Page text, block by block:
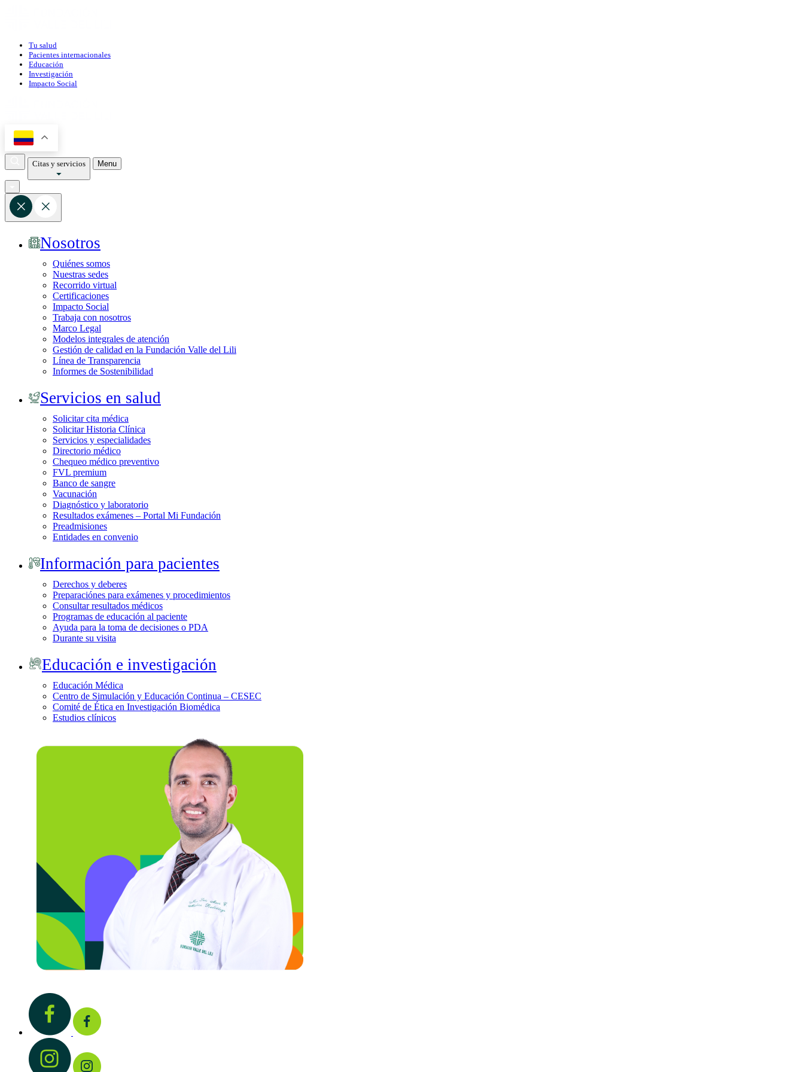
Tu salud
Pacientes internacionales
Educación
Investigación
Impacto Social
Citas y servicios Menu
Nosotros
Quiénes somos
Nuestras sedes
Recorrido virtual
Certificaciones
Impacto Social
Trabaja con nosotros
Marco Legal
Modelos integrales de atención
Gestión de calidad en la Fundación Valle del Lili
Línea de Transparencia
Informes de Sostenibilidad
Servicios en salud
Solicitar cita médica
Solicitar Historia Clínica
Servicios y especialidades
Directorio médico
Chequeo médico preventivo
FVL premium
Banco de sangre
Vacunación
Diagnóstico y laboratorio
Resultados exámenes – Portal Mi Fundación
Preadmisiones
Entidades en convenio
Información para pacientes
Derechos y deberes
Preparaciónes para exámenes y procedimientos
Consultar resultados médicos
Programas de educación al paciente
Ayuda para la toma de decisiones o PDA
Durante su visita
Educación e investigación
Educación Médica
Centro de Simulación y Educación Continua – CESEC
Comité de Ética en Investigación Biomédica
Estudios clínicos